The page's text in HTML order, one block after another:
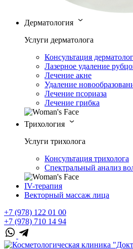
Дерматология
Услуги дерматолога
Консультация
Лазерное удаление
Лечение акне
Удаление
Лечение псориаза
Лечение грибка
Трихология
Услуги трихолога
Консультация трихолога
Спектральный анализ
IV-терапия
Векторный массаж лица
+7 (978) 122 01 00
+7 (978) 710 14 94